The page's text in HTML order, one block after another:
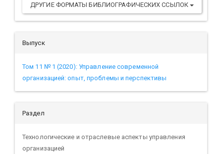
ДРУГИЕ ФОРМАТЫ БИБЛИОГРАФИЧЕСКИХ ССЫЛОК
Выпуск
Том 11 № 1 (2020): Управление современной
организацией: опыт, проблемы и перспективы
Раздел
Технологические и отраслевые аспекты управления
организацией